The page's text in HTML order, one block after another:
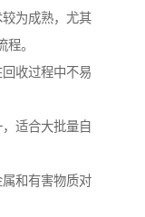
为成熟，尤其
。
收过程中不易
适合大批量自
和有害物质对